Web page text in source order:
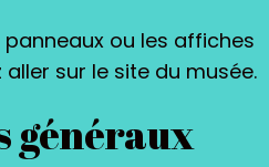
ou les affiches
sur le site du musée.
généraux